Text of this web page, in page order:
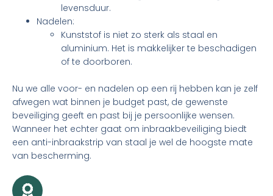
levensduur.
Nadelen:
Kunststof is niet zo sterk als staal en
aluminium. Het is makkelijker te beschadigen
of te doorboren.
Nu we alle voor- en nadelen op een rij hebben kan je zelf
afwegen wat binnen je budget past, de gewenste
beveiliging geeft en past bij je persoonlijke wensen.
Wanneer het echter gaat om inbraakbeveiliging biedt
een anti-inbraakstrip van staal je wel de hoogste mate
van bescherming.